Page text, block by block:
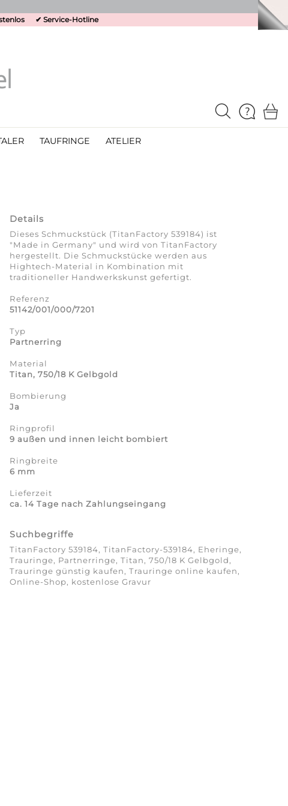
✔ Service-Hotline
TAUFRINGE ATELIER
Details
Dieses Schmuckstück (TitanFactory 539184) ist
"Made in Germany" und wird von TitanFactory
hergestellt. Die Schmuckstücke werden aus
Hightech-Material in Kombination mit
traditioneller Handwerkskunst gefertigt.
Referenz
51142/001/000/7201
Typ
Partnerring
Material
Titan, 750/18 K Gelbgold
Bombierung
Ja
Ringprofil
9 außen und innen leicht bombiert
Ringbreite
6 mm
Lieferzeit
ca. 14 Tage nach Zahlungseingang
Suchbegriffe
TitanFactory 539184, TitanFactory-539184, Eheringe,
Trauringe, Partnerringe, Titan, 750/18 K Gelbgold,
Trauringe günstig kaufen, Trauringe online kaufen,
Online-Shop, kostenlose Gravur